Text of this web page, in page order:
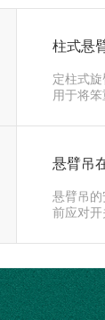
柱式悬
定柱式
用于将
悬臂吊
悬臂吊
前应对